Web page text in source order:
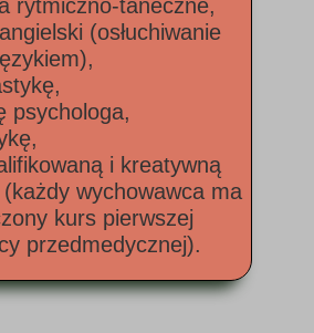
rytmiczno-taneczne,
(osłuchiwanie
psychologa,
i kreatywną
(każdy wychowawca ma
kurs pierwszej
przedmedycznej).